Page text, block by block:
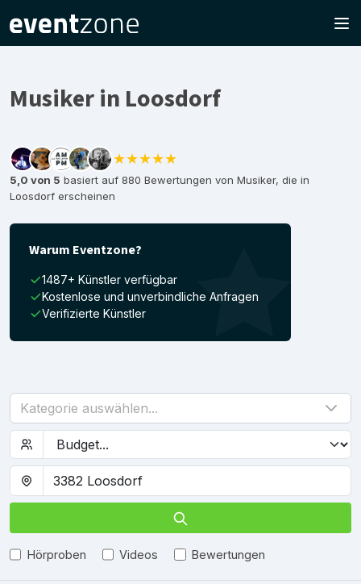
Musiker in Loosdorf
★★★★★
5,0 von 5 basiert auf 880 Bewertungen von Musiker, die in
Loosdorf erscheinen
Warum Eventzone?
1487+ Künstler verfügbar
Kostenlose und unverbindliche Anfragen
Verifizierte Künstler
Kategorie auswählen...
Hörproben Videos Bewertungen